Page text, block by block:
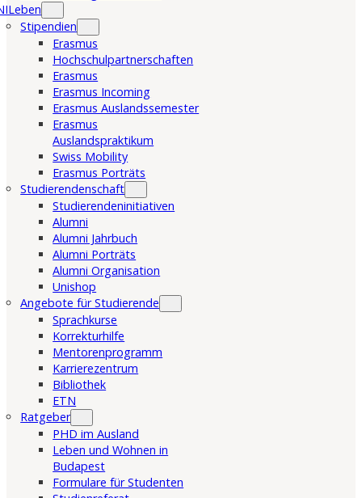
Stipendien
Erasmus
Hochschulpartnerschaften
Erasmus
Erasmus Incoming
Erasmus Auslandssemester
Erasmus
Auslandspraktikum
Swiss Mobility
Erasmus Porträts
Studierendenschaft
Studierendeninitiativen
Alumni
Alumni Jahrbuch
Alumni Porträts
Alumni Organisation
Unishop
Angebote für Studierende
Sprachkurse
Korrekturhilfe
Mentorenprogramm
Karrierezentrum
Bibliothek
ETN
Ratgeber
PHD im Ausland
Leben und Wohnen in
Budapest
Formulare für Studenten